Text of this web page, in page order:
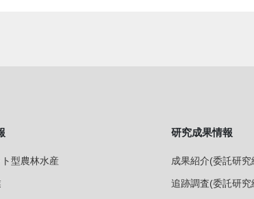
型農林水産
研究成果情報
成果紹介(委託研
追跡調査(委託研